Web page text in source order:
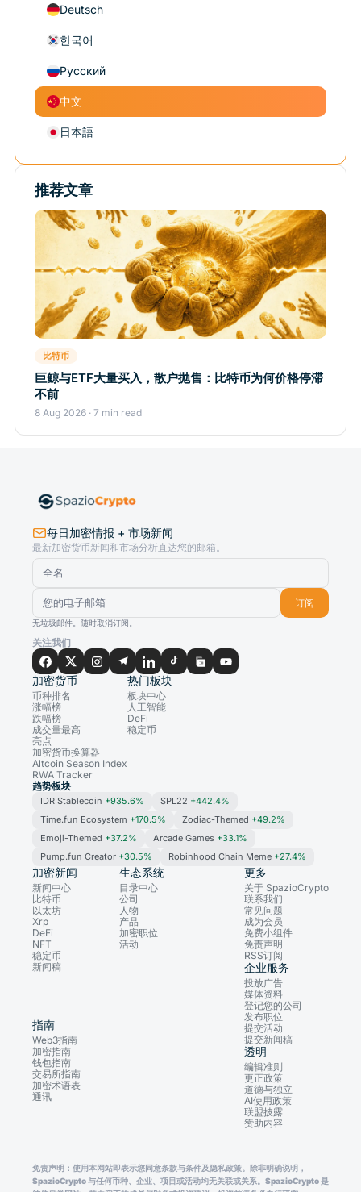
Deutsch
한국어
Русский
中文
日本語
推荐文章
比特币
巨鲸与ETF大量买入，散户抛售：比特币为何价格停滞
不前
8 Aug 2026 · 7 min read
每日加密情报 + 市场新闻
最新加密货币新闻和市场分析直达您的邮箱。
订阅
无垃圾邮件。随时取消订阅。
关注我们
加密货币
币种排名
涨幅榜
跌幅榜
成交量最高
亮点
加密货币换算器
Altcoin Season Index
RWA Tracker
热门板块
板块中心
人工智能
DeFi
稳定币
趋势板块
IDR Stablecoin +935.6% SPL22 +442.4%
Time.fun Ecosystem +170.5% Zodiac-Themed +49.2%
Emoji-Themed +37.2% Arcade Games +33.1%
Pump.fun Creator +30.5% Robinhood Chain Meme +27.4%
加密新闻
新闻中心
比特币
以太坊
Xrp
DeFi
NFT
稳定币
新闻稿
生态系统
目录中心
公司
人物
产品
加密职位
活动
指南
Web3指南
加密指南
钱包指南
交易所指南
加密术语表
通讯
更多
关于 SpazioCrypto
联系我们
常见问题
成为会员
免费小组件
免责声明
RSS订阅
企业服务
投放广告
媒体资料
登记您的公司
发布职位
提交活动
提交新闻稿
透明
编辑准则
更正政策
道德与独立
AI使用政策
联盟披露
赞助内容
免责声明：使用本网站即表示您同意条款与条件及隐私政策。除非明确说明，
SpazioCrypto 与任何币种、企业、项目或活动均无关联或关系。SpazioCrypto 是